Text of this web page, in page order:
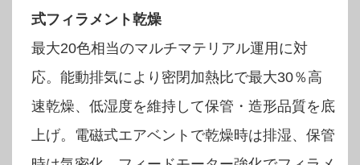
式フィラメント乾燥
最大20色相当のマルチマテリアル運用に対
応。能動排気により密閉加熱比で最大30％高
速乾燥、低湿度を維持して保管・造形品質を底
上げ。電磁式エアベントで乾燥時は排湿、保管